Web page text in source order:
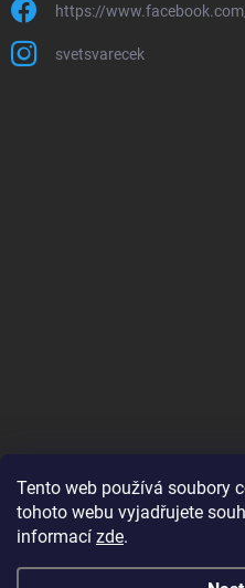
Tento web používá soubory
tohoto webu vyjadřujete
informací zde.
https://
svetsvarecek